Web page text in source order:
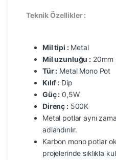
Teknik Özellikler :
Mil tipi :Metal
Mil uzunluğu : 20mm
Tür : Metal Mono Pot
Kılıf : Dip
Güç : 0,5W
Direnç :500K
Metal potlar aynı
adlandırılır.
Karbon mono potlar
projelerinde sıklıkla